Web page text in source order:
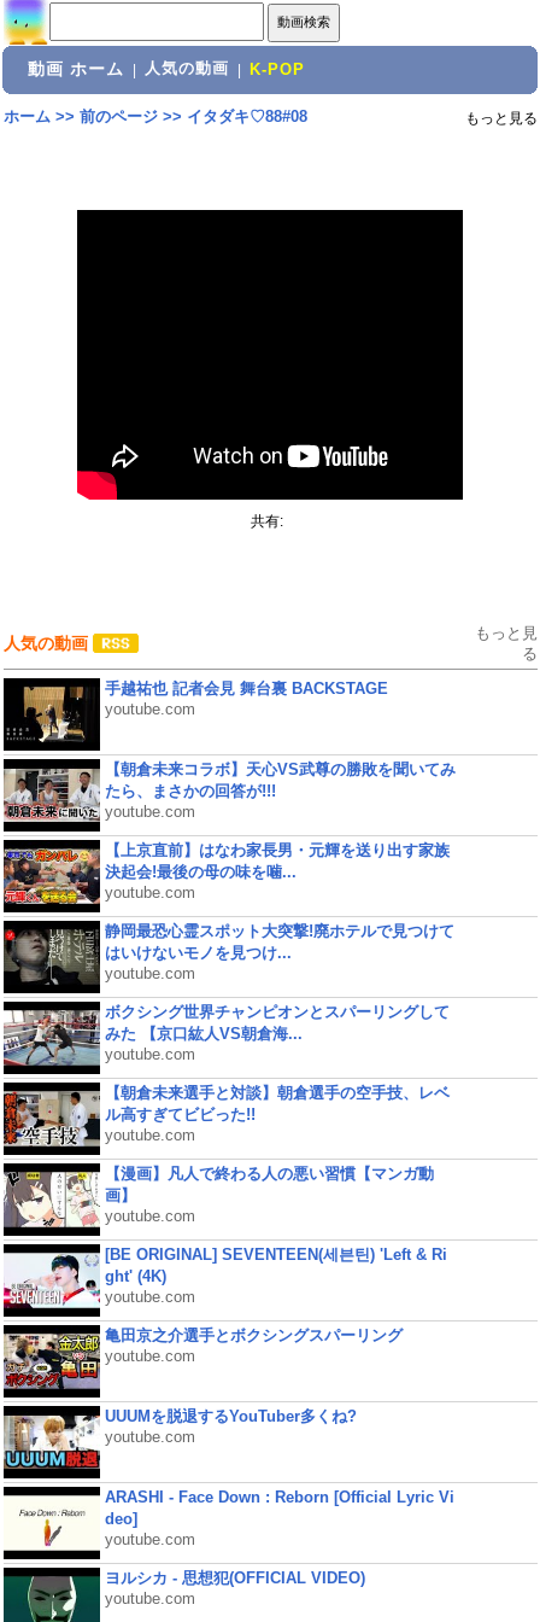
動画 ホーム 人気の動画 K-POP
ホーム>> 前のページ>> イタダキ♡88#08 もっと見る
共有:
人気の動画
もっと見
る
手越祐也 記者会見 舞台裏 BACKSTAGE
youtube.com
【朝倉未来コラボ】天心VS武尊の勝敗を聞いてみ
たら、まさかの回答が!!!
youtube.com
【上京直前】はなわ家長男・元輝を送り出す家族
決起会!最後の母の味を噛...
youtube.com
静岡最恐心霊スポット大突撃!廃ホテルで見つけて
はいけないモノを見つけ...
youtube.com
ボクシング世界チャンピオンとスパーリングして
みた 【京口紘人VS朝倉海...
youtube.com
【朝倉未来選手と対談】朝倉選手の空手技、レベ
ル高すぎてビビった!!
youtube.com
【漫画】凡人で終わる人の悪い習慣【マンガ動
画】
youtube.com
[BE ORIGINAL] SEVENTEEN(세븐틴) 'Left & Ri
ght' (4K)
youtube.com
亀田京之介選手とボクシングスパーリング
youtube.com
UUUMを脱退するYouTuber多くね?
youtube.com
ARASHI - Face Down : Reborn [Official Lyric Vi
deo]
youtube.com
ヨルシカ - 思想犯(OFFICIAL VIDEO)
youtube.com